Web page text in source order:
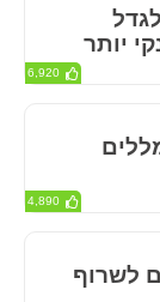
יותר
6,920
4,890
לשרוף